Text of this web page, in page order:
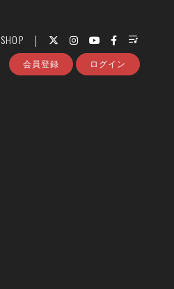
SHOP
会員登録 ログイン